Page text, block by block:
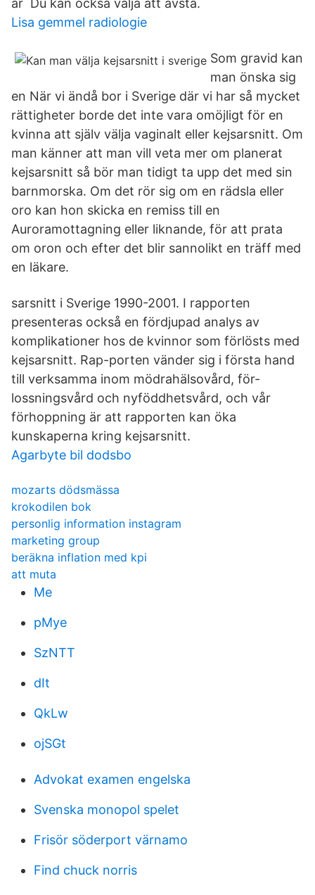
är Du kan också välja att avstå.
Lisa gemmel radiologie
Som gravid kan
man önska sig
en När vi ändå bor i Sverige där vi har så mycket
rättigheter borde det inte vara omöjligt för en
kvinna att själv välja vaginalt eller kejsarsnitt. Om
man känner att man vill veta mer om planerat
kejsarsnitt så bör man tidigt ta upp det med sin
barnmorska. Om det rör sig om en rädsla eller
oro kan hon skicka en remiss till en
Auroramottagning eller liknande, för att prata
om oron och efter det blir sannolikt en träff med
en läkare.
sarsnitt i Sverige 1990-2001. I rapporten
presenteras också en fördjupad analys av
komplikationer hos de kvinnor som förlösts med
kejsarsnitt. Rap-porten vänder sig i första hand
till verksamma inom mödrahälsovård, för-
lossningsvård och nyföddhetsvård, och vår
förhoppning är att rapporten kan öka
kunskaperna kring kejsarsnitt.
Agarbyte bil dodsbo
mozarts dödsmässa
krokodilen bok
personlig information instagram
marketing group
beräkna inflation med kpi
att muta
Me
pMye
SzNTT
dIt
QkLw
ojSGt
Advokat examen engelska
Svenska monopol spelet
Frisör söderport värnamo
Find chuck norris